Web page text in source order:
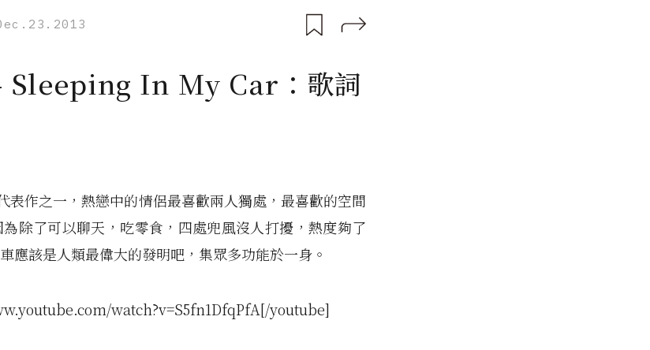
Sleeping In My Car：歌詞
表作之一，熱戀中的情侶最喜歡兩人獨處，最喜歡的空間
除了可以聊天，吃零食，四處兜風沒人打擾，熱度夠了
該是人類最偉大的發明吧，集眾多功能於一身。
watch?v=S5fn1DfqPfA[/youtube]